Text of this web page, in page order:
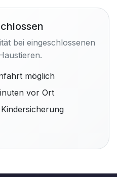
bei eingeschlossenen
möglich
vor Ort